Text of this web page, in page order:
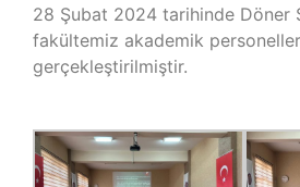
ETKINLIKLER
ÖDÜLLER
İLETIŞIM
28 Şubat 2024 tarihinde Döner
fakültemiz akademik
gerçekleştirilmiştir.